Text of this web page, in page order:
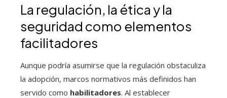
La regulación, la ética y la
seguridad como elementos
facilitadores
Aunque podría asumirse que la regulación obstaculiza
la adopción, marcos normativos más definidos han
servido como habilitadores. Al establecer